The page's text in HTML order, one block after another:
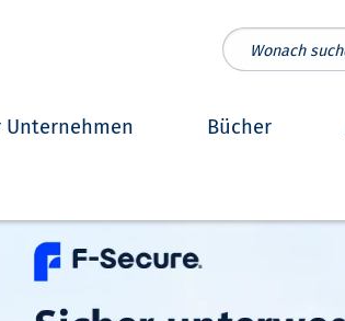
Unternehmen Bücher